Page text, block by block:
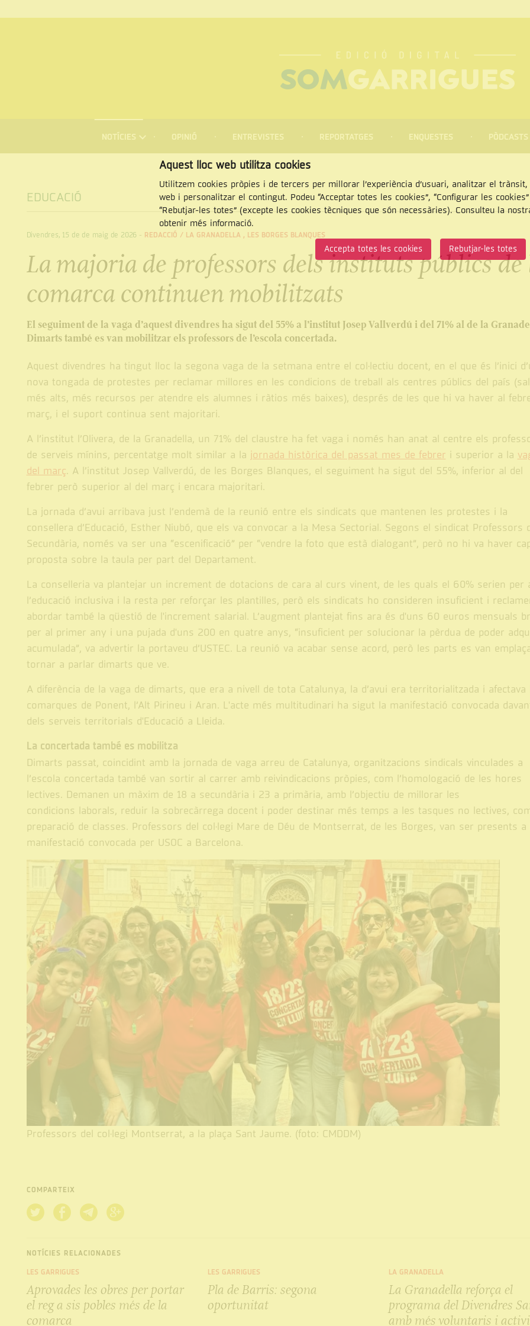
NOTÍCIES OPINIÓ ENTREVISTES REPORTATGES ENQUESTES PÒDCASTS
EDUCACIÓ
Divendres, 15 de de maig de 2026 - REDACCIÓ / LA GRANADELLA , LES BORGES BLANQUES
La majoria de professors dels instituts públics de
comarca continuen mobilitzats
El seguiment de la vaga d’aquest divendres ha sigut del 55% a l’institut Josep Vallverdú i del 71% al de la
Dimarts també es van mobilitzar els professors de l’escola concertada.
Aquest divendres ha tingut lloc la segona vaga de la setmana entre el col·lectiu docent, en el que és l’inici
nova tongada de protestes per reclamar millores en les condicions de treball als centres públics del país
més alts, més recursos per atendre els alumnes i ràtios més baixes), després de les que hi va haver al
març, i el suport continua sent majoritari.
A l’institut l’Olivera, de la Granadella, un 71% del claustre ha fet vaga i només han anat al centre els
de serveis mínins, percentatge molt similar a la jornada històrica del passat mes de febrer i superior a la
del març. A l’institut Josep Vallverdú, de les Borges Blanques, el seguiment ha sigut del 55%, inferior al del
febrer però superior al del març i encara majoritari.
La jornada d’avui arribava just l’endemà de la reunió entre els sindicats que mantenen les protestes i la
consellera d’Educació, Esther Niubó, que els va convocar a la Mesa Sectorial. Segons el sindicat Professors
Secundària, només va ser una “escenificació” per “vendre la foto que està dialogant”, però no hi va haver
proposta sobre la taula per part del Departament.
La conselleria va plantejar un increment de dotacions de cara al curs vinent, de les quals el 60% serien per
l’educació inclusiva i la resta per reforçar les plantilles, però els sindicats ho consideren insuficient i
abordar també la qüestió de l'increment salarial. L’augment plantejat fins ara és d'uns 60 euros mensuals
per al primer any i una pujada d'uns 200 en quatre anys, “insuficient per solucionar la pèrdua de poder
acumulada”, va advertir la portaveu d’USTEC. La reunió va acabar sense acord, però les parts es van
tornar a parlar dimarts que ve.
A diferència de la vaga de dimarts, que era a nivell de tota Catalunya, la d’avui era territorialitzada i afectava
comarques de Ponent, l’Alt Pirineu i Aran. L'acte més multitudinari ha sigut la manifestació convocada
dels serveis territorials d'Educació a Lleida.
La concertada també es mobilitza
Dimarts passat, coincidint amb la jornada de vaga arreu de Catalunya, organitzacions sindicals vinculades a
l’escola concertada també van sortir al carrer amb reivindicacions pròpies, com l’homologació de les hores
lectives. Demanen un màxim de 18 a secundària i 23 a primària, amb l’objectiu de millorar les
condicions laborals, reduir la sobrecàrrega docent i poder destinar més temps a les tasques no lectives,
preparació de classes. Professors del col·legi Mare de Déu de Montserrat, de les Borges, van ser presents a
manifestació convocada per USOC a Barcelona.
Professors del col·legi Montserrat, a la plaça Sant Jaume. (foto: CMDDM)
COMPARTEIX
NOTÍCIES RELACIONADES
LES GARRIGUES
Aprovades les obres per portar
el reg a sis pobles més de la
comarca
LES GARRIGUES
Pla de Barris: segona
oportunitat
LA GRANADELLA
La Granadella reforça el
programa del Divendres
amb més voluntaris i
Aquest lloc web utilitza cookies
Utilitzem cookies pròpies i de tercers per millorar l’experiència d’usuari, analitzar el
web i personalitzar el contingut. Podeu “Acceptar totes les cookies”, “Configurar les
“Rebutjar-les totes” (excepte les cookies tècniques que són necessàries). Consulteu la
obtenir més informació.
Accepta totes les cookies Rebutjar-les totes